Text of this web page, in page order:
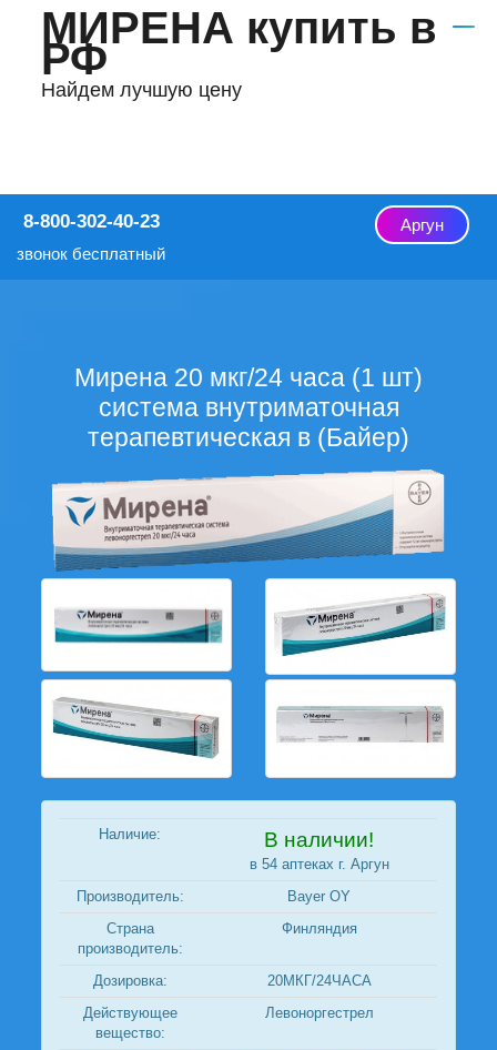
МИРЕНА купить в
РФ
Найдем лучшую цену
8-800-302-40-23
звонок бесплатный
Аргун
Мирена 20 мкг/24 часа (1 шт)
система внутриматочная
терапевтическая в (Байер)
Наличие: В наличии!
в 54 аптеках г. Аргун
Производитель:
Bayer OY
Страна
производитель:
Финляндия
Дозировка:
20МКГ/24ЧАСА
Действующее
вещество:
Левоноргестрел